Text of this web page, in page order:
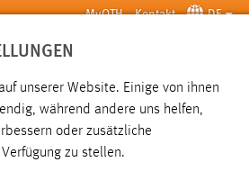
MyOTH Kontakt DE
SUCHE
BEWERBEN
unserer Website. Einige von ihnen
während andere uns helfen,
oder zusätzliche
zu stellen.